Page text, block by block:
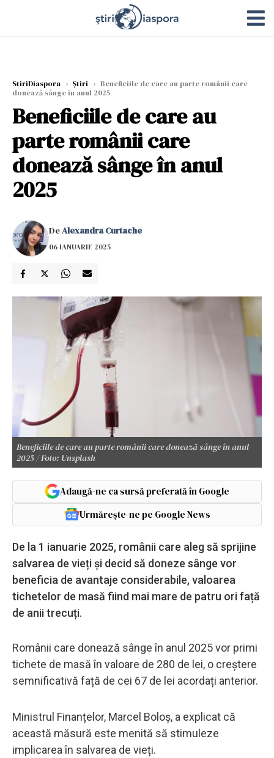
StiriDiaspora › Știri › Beneficiile de care au parte românii care
donează sânge în anul 2025
Beneficiile de care au
parte românii care
donează sânge în anul
2025
DeAlexandra Curtache
06 IANUARIE 2025
Beneficiile de care au parte românii care donează sânge în anul
2025 / Foto: Unsplash
Adaugă-ne ca sursă preferată în Google
Urmărește-ne pe Google News
De la 1 ianuarie 2025, românii care aleg să sprijine
salvarea de vieți și decid să doneze sânge vor
beneficia de avantaje considerabile, valoarea
tichetelor de masă fiind mai mare de patru ori față
de anii trecuți.
Românii care donează sânge în anul 2025 vor primi
tichete de masă în valoare de 280 de lei, o creștere
semnificativă față de cei 67 de lei acordați anterior.
Ministrul Finanțelor, Marcel Boloș, a explicat că
această măsură este menită să stimuleze
implicarea în salvarea de vieți.